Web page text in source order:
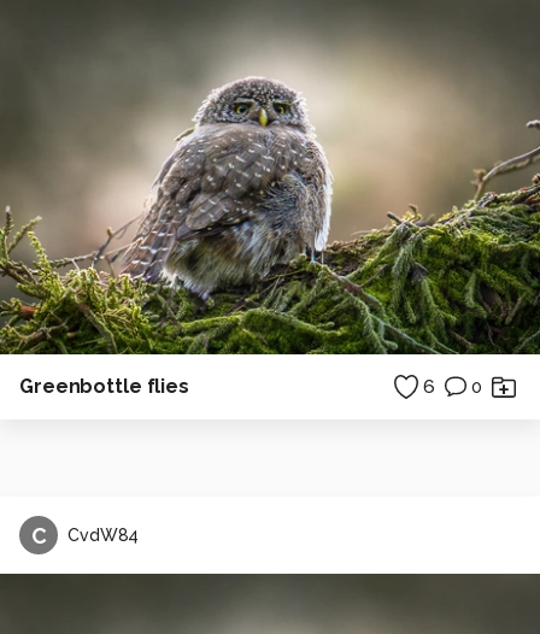
Greenbottle flies 6 0
C CvdW84